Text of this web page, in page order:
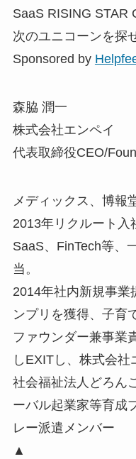
SaaS RISING STAR
次のユニコーンを探
Sponsored by
森脇 潤一
株式会社エンペイ
代表取締役CEO/
メディックス、博報
2013年リクルート入
SaaS、FinTech等、
当。
2014年社内新規事業
ンプリを獲得、子育
ファウンダー兼事業
しEXITし、株式会社
社会福祉法人どろん
ーバル起業家等育成
レー派遣メンバー
▲